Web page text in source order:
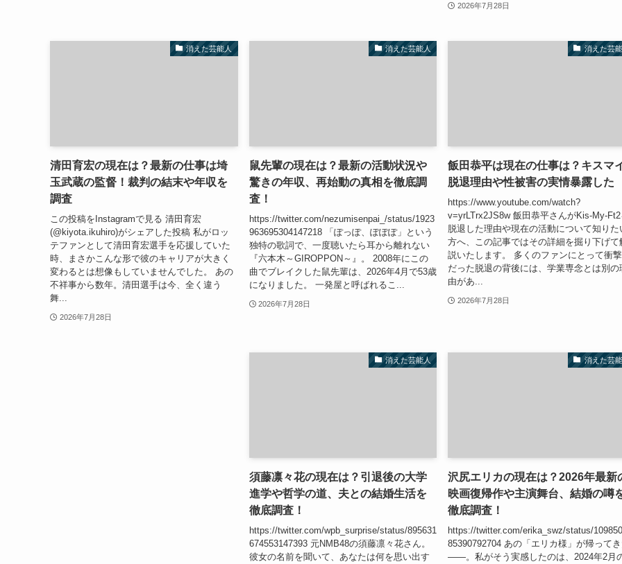
2026年7月28日
消えた芸能人
清田育宏の現在は？最新の仕事は埼
玉武蔵の監督！裁判の結末や年収を
調査
この投稿をInstagramで見る 清田育宏
(@kiyota.ikuhiro)がシェアした投稿 私がロッ
テファンとして清田育宏選手を応援していた
時、まさかこんな形で彼のキャリアが大きく
変わるとは想像もしていませんでした。 あの
不祥事から数年。清田選手は今、全く違う
舞...
2026年7月28日
消えた芸能人
鼠先輩の現在は？最新の活動状況や
驚きの年収、再始動の真相を徹底調
査！
https://twitter.com/nezumisenpai_/status/1923
963695304147218 「ぽっぽ、ぽぽぽ」という
独特の歌詞で、一度聴いたら耳から離れない
『六本木～GIROPPON～』。 2008年にこの
曲でブレイクした鼠先輩は、2026年4月で53歳
になりました。 一発屋と呼ばれるこ...
2026年7月28日
消えた芸
飯田恭平は現在の仕事は？キスマ
脱退理由や性被害の実情暴露した
https://www.youtube.com/watch?
v=yrLTrx2JS8w 飯田恭平さんがKis-My-Ft2
脱退した理由や現在の活動について知りた
方へ、この記事ではその詳細を掘り下げて
説いたします。 多くのファンにとって衝
だった脱退の背後には、学業専念とは別の
由があ...
2026年7月28日
消えた芸能人
須藤凛々花の現在は？引退後の大学
進学や哲学の道、夫との結婚生活を
徹底調査！
https://twitter.com/wpb_surprise/status/895631
674553147393 元NMB48の須藤凛々花さん。
彼女の名前を聞いて、あなたは何を思い出す
消えた芸
沢尻エリカの現在は？2026年最新
映画復帰作や主演舞台、結婚の噂
徹底調査！
https://twitter.com/erika_swz/status/
85390792704 あの「エリカ様」が帰って
――。私がそう実感したのは、2024年2月